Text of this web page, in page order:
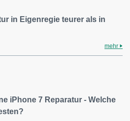
in Eigenregie teurer als in
mehr
iPhone 7 Reparatur - Welche